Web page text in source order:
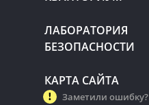
ЛАБОРАТОРИЯ
БЕЗОПАСНОСТИ
КАРТА САЙТА
Заметили ошибку?